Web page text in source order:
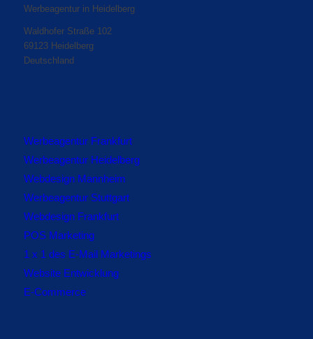
Werbeagentur in Heidelberg
Waldhofer Straße 102
69123 Heidelberg
Deutschland
Werbeagentur Frankfurt
Werbeagentur Heidelberg
Webdesign Mannheim
Werbeagentur Stuttgart
Webdesign Frankfurt
POS Marketing
1 x 1 des E-Mail Marketings
Website Entwicklung
E-Commerce